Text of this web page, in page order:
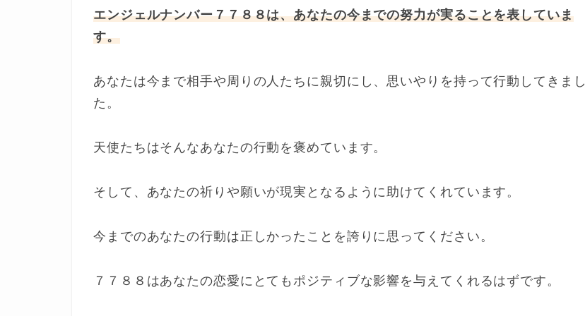
エンジェルナンバー７７８８は、あなたの今までの努力が実ることを表していま
す。
あなたは今まで相手や周りの人たちに親切にし、思いやりを持って行動してきまし
た。
天使たちはそんなあなたの行動を褒めています。
そして、あなたの祈りや願いが現実となるように助けてくれています。
今までのあなたの行動は正しかったことを誇りに思ってください。
７７８８はあなたの恋愛にとてもポジティブな影響を与えてくれるはずです。